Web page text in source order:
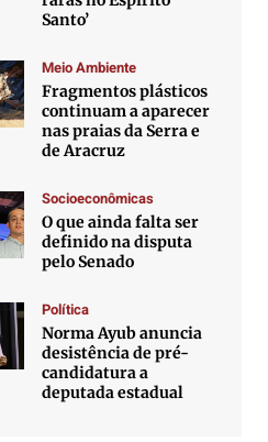
Santo’
Meio Ambiente
Fragmentos plásticos
continuam a aparecer
nas praias da Serra e
de Aracruz
Socioeconômicas
O que ainda falta ser
definido na disputa
pelo Senado
Política
Norma Ayub anuncia
desistência de pré-
candidatura a
deputada estadual